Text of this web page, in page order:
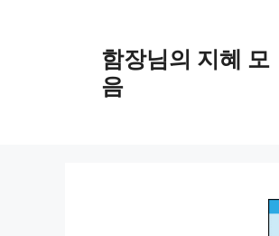
함장님의 지혜 모
음